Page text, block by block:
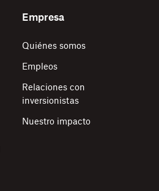
Empresa
Quiénes somos
Empleos
Relaciones con
inversionistas
Nuestro impacto